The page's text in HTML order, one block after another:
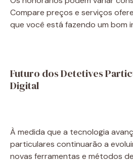
Compare preços e serviços
que você está fazendo um bom
Futuro dos Detetives
Digital
À medida que a tecnologia
particulares continuarão a
novas ferramentas e métodos